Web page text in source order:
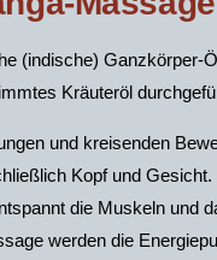
(indische) Ganzkörper-
Kräuteröl
und kreisenden
Kopf und
die Muskeln und
werden die